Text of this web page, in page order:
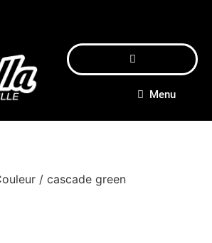
Menu
/ cascade green